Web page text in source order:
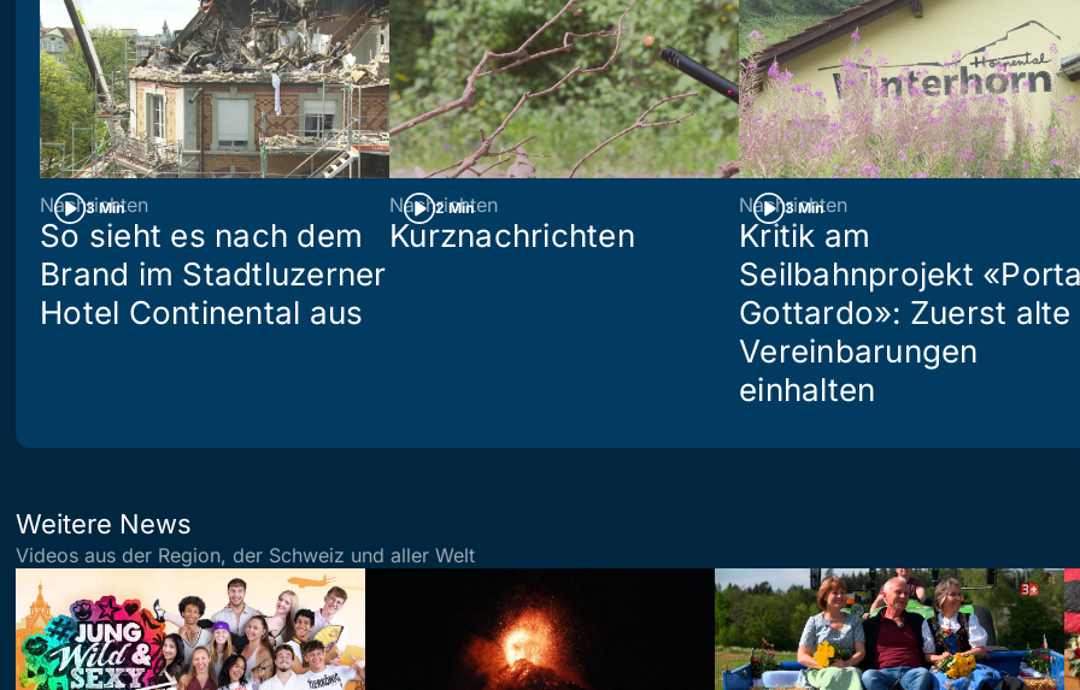
3 Min
Nachrichten
So sieht es nach dem
Brand im Stadtluzerner
Hotel Continental aus
2 Min
Nachrichten
Kurznachrichten
3 Min
Nachrichten
Kritik am
Seilbahnprojekt «Porta
Gottardo»: Zuerst alte
Vereinbarungen
einhalten
Weitere News
Videos aus der Region, der Schweiz und aller Welt